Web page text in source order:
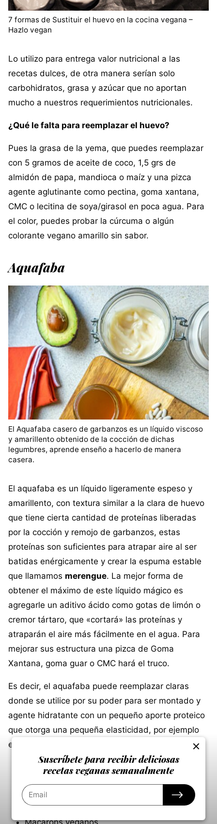
7 formas de Sustituir el huevo en la cocina vegana –
Hazlo vegan
Lo utilizo para entrega valor nutricional a las
recetas dulces, de otra manera serían solo
carbohidratos, grasa y azúcar que no aportan
mucho a nuestros requerimientos nutricionales.
¿Qué le falta para reemplazar el huevo?
Pues la grasa de la yema, que puedes reemplazar
con 5 gramos de aceite de coco, 1,5 grs de
almidón de papa, mandioca o maíz y una pizca
agente aglutinante como pectina, goma xantana,
CMC o lecitina de soya/girasol en poca agua. Para
el color, puedes probar la cúrcuma o algún
colorante vegano amarillo sin sabor.
Aquafaba
El Aquafaba casero de garbanzos es un líquido viscoso
y amarillento obtenido de la cocción de dichas
legumbres, aprende enseño a hacerlo de manera
casera.
El aquafaba es un líquido ligeramente espeso y
amarillento, con textura similar a la clara de huevo
que tiene cierta cantidad de proteínas liberadas
por la cocción y remojo de garbanzos, estas
proteínas son suficientes para atrapar aire al ser
batidas enérgicamente y crear la espuma estable
que llamamos merengue. La mejor forma de
obtener el máximo de este líquido mágico es
agregarle un aditivo ácido como gotas de limón o
cremor tártaro, que «cortará» las proteínas y
atraparán el aire más fácilmente en el agua. Para
mejorar sus estructura una pizca de Goma
Xantana, goma guar o CMC hará el truco.
Es decir, el aquafaba puede reemplazar claras
donde se utilice por su poder para ser montado y
agente hidratante con un pequeño aporte proteico
que otorga una pequeña elasticidad, por ejemplo
en estas recetas:
Galletas, soletas, suspiros y bizcotelas
Merengues veganos
Macarons veganos
Suscríbete para recibir deliciosas
recetas veganas semanalmente